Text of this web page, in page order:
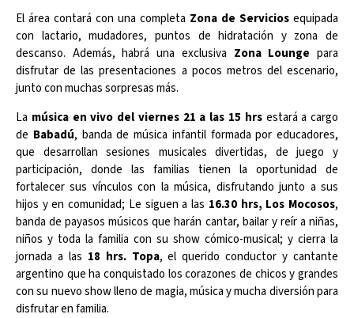
El área contará con una completa Zona de Servicios equipada
con lactario, mudadores, puntos de hidratación y zona de
descanso. Además, habrá una exclusiva Zona Lounge para
disfrutar de las presentaciones a pocos metros del escenario,
junto con muchas sorpresas más.
La música en vivo del viernes 21 a las 15 hrsestará a cargo
de Babadú, banda de música infantil formada por educadores,
que desarrollan sesiones musicales divertidas, de juego y
participación, donde las familias tienen la oportunidad de
fortalecer sus vínculos con la música, disfrutando junto a sus
hijos y en comunidad; Le siguen a las 16.30 hrs, Los Mocosos,
banda de payasos músicos que harán cantar, bailar y reír a niñas,
niños y toda la familia con su show cómico-musical; y cierra la
jornada a las 18 hrs. Topa, el querido conductor y cantante
argentino que ha conquistado los corazones de chicos y grandes
con su nuevo show lleno de magia, música y mucha diversión para
disfrutar en familia.